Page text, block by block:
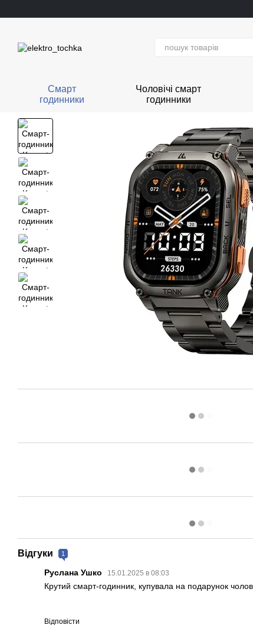
Смарт
годинники
Чоловічі смарт
годинники
Відгуки 1
Руслана Ушко 15.01.2025 в 08:03
Крутий смарт-годинник, купувала на подарунок
Відповісти